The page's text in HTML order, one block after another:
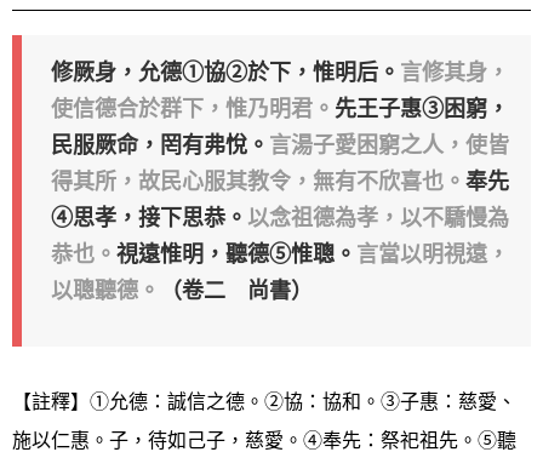
修厥身，允德①協②於下，惟明后。 言修其身，
使信德合於群下，惟乃明君。 先王子惠③困窮，
民服厥命，罔有弗悅。 言湯子愛困窮之人，使皆
得其所，故民心服其教令，無有不欣喜也。 奉先
④思孝，接下思恭。 以念祖德為孝，以不驕慢為
恭也。 視遠惟明，聽德⑤惟聰。 言當以明視遠，
以聰聽德。
（卷二 尚書）
【註釋】①允德：誠信之德。②協：協和。③子惠：慈愛、
施以仁惠。子，待如己子，慈愛。④奉先：祭祀祖先。⑤聽